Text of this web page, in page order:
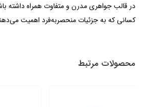
در قالب جواهری مدرن و متفاوت همراه داشته
کسانی که به جزئیات منحصربه‌فرد اهمیت
محصولات مرتبط